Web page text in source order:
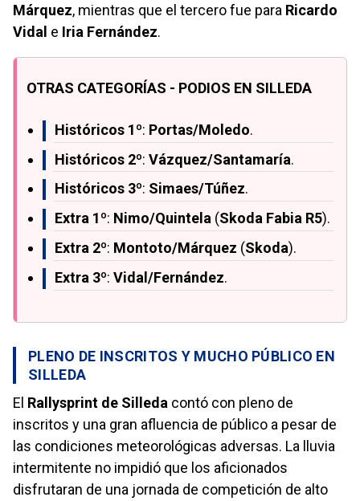
Márquez, mientras que el tercero fue para Ricardo
Vidal e Iria Fernández.
OTRAS CATEGORÍAS - PODIOS EN SILLEDA
Históricos 1º: Portas/Moledo.
Históricos 2º: Vázquez/Santamaría.
Históricos 3º: Simaes/Túñez.
Extra 1º: Nimo/Quintela (Skoda Fabia R5).
Extra 2º: Montoto/Márquez (Skoda).
Extra 3º: Vidal/Fernández.
PLENO DE INSCRITOS Y MUCHO PÚBLICO EN
SILLEDA
El Rallysprint de Silleda contó con pleno de
inscritos y una gran afluencia de público a pesar de
las condiciones meteorológicas adversas. La lluvia
intermitente no impidió que los aficionados
disfrutaran de una jornada de competición de alto